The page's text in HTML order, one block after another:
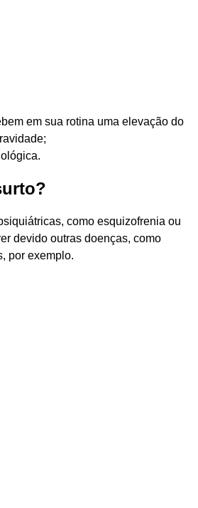
em sua rotina uma elevação do
como esquizofrenia ou
devido outras doenças, como
por exemplo.